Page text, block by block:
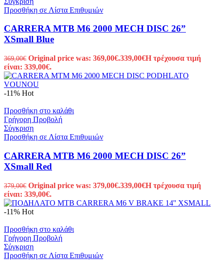
Προσθήκη σε Λίστα Επιθυμιών
CARRERA MTB M6 2000 MECH DISC 26”
XSmall Blue
369,00€ Original price was: 369,00€.339,00€Η τρέχουσα τιμή
είναι: 339,00€.
-11% Hot
Προσθήκη στο καλάθι
Γρήγορη Προβολή
Σύγκριση
Προσθήκη σε Λίστα Επιθυμιών
CARRERA MTB M6 2000 MECH DISC 26”
XSmall Red
379,00€ Original price was: 379,00€.339,00€Η τρέχουσα τιμή
είναι: 339,00€.
-11% Hot
Προσθήκη στο καλάθι
Γρήγορη Προβολή
Σύγκριση
Προσθήκη σε Λίστα Επιθυμιών